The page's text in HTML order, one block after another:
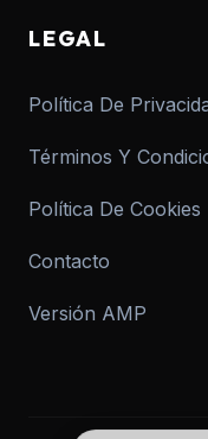
LEGAL
Política De
Términos Y
Política De Cookies
Contacto
Versión AMP